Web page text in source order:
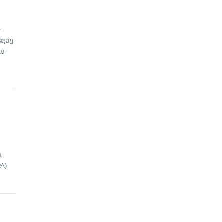
ວງ